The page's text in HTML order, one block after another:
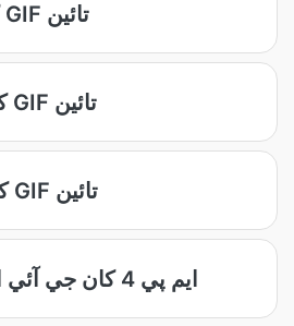
JPG کان GIF تائين
MKV کان GIF تائين
MOV کان GIF تائين
ايم پي 4 کان جي آئي ايف تائين